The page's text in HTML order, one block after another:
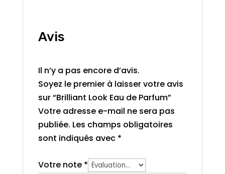
Avis
Il n’y a pas encore d’avis.
Soyez le premier à laisser votre avis
sur “Brilliant Look Eau de Parfum”
Votre adresse e-mail ne sera pas
publiée. Les champs obligatoires
sont indiqués avec *
Votre note *